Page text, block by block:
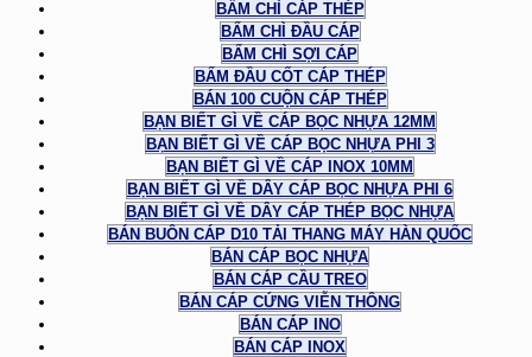
BẤM CHÌ CÁP THÉP
BẤM CHÌ ĐẦU CÁP
BẤM CHÌ SỢI CÁP
BẤM ĐẦU CỐT CÁP THÉP
BÁN 100 CUỘN CÁP THÉP
BẠN BIẾT GÌ VỀ CÁP BỌC NHỰA 12MM
BẠN BIẾT GÌ VỀ CÁP BỌC NHỰA PHI 3
BẠN BIẾT GÌ VỀ CÁP INOX 10MM
BẠN BIẾT GÌ VỀ DÂY CÁP BỌC NHỰA PHI 6
BẠN BIẾT GÌ VỀ DÂY CÁP THÉP BỌC NHỰA
BÁN BUÔN CÁP D10 TẢI THANG MÁY HÀN QUỐC
BÁN CÁP BỌC NHỰA
BÁN CÁP CẦU TREO
BÁN CÁP CỨNG VIỄN THÔNG
BÁN CÁP INO
BÁN CÁP INOX